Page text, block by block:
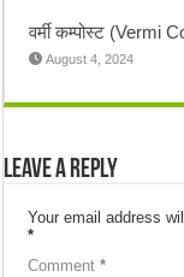
वर्मी कम्पोस्ट
August 4, 2024
Leave a Reply
Your email address
*
Comment*